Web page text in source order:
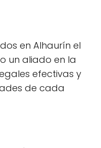
en Alhaurín el
un aliado en la
efectivas y
de cada